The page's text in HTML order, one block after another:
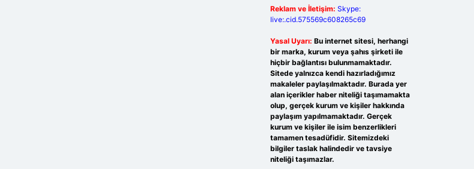
Reklam ve İletişim: Skype:
live:.cid.575569c608265c69
Yasal Uyarı: Bu internet sitesi, herhangi
bir marka, kurum veya şahıs şirketi ile
hiçbir bağlantısı bulunmamaktadır.
Sitede yalnızca kendi hazırladığımız
makaleler paylaşılmaktadır. Burada yer
alan içerikler haber niteliği taşımamakta
olup, gerçek kurum ve kişiler hakkında
paylaşım yapılmamaktadır. Gerçek
kurum ve kişiler ile isim benzerlikleri
tamamen tesadüfidir. Sitemizdeki
bilgiler taslak halindedir ve tavsiye
niteliği taşımazlar.